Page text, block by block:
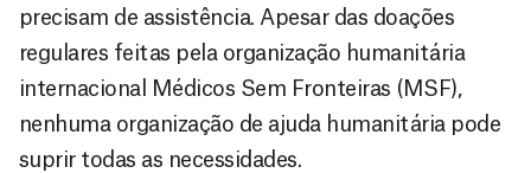
precisam de assistência. Apesar das doações
regulares feitas pela organização humanitária
internacional Médicos Sem Fronteiras (MSF),
nenhuma organização de ajuda humanitária pode
suprir todas as necessidades.